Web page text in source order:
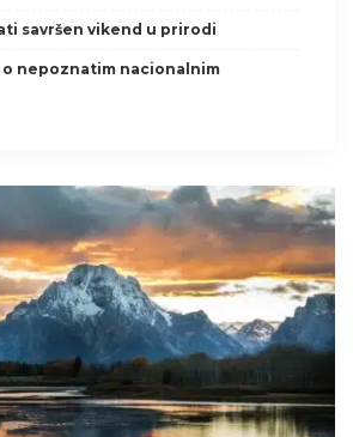
savršen vikend u prirodi
nepoznatim nacionalnim